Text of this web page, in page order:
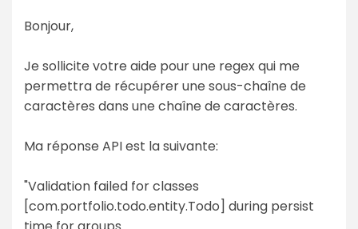
Bonjour,
Je sollicite votre aide pour une regex qui me
permettra de récupérer une sous-chaîne de
caractères dans une chaîne de caractères.
Ma réponse API est la suivante:
"Validation failed for classes
[com.portfolio.todo.entity.Todo] during persist